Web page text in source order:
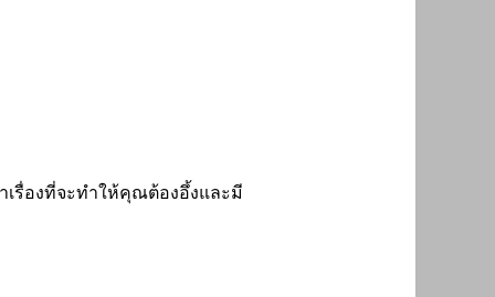
เรื่องที่จะทำให้คุณต้องอึ้งและมี